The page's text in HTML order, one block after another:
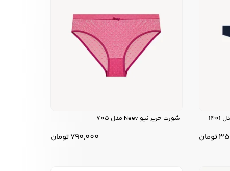
تومان
شورت حریر نیو Neev مدل 705
790,000تومان